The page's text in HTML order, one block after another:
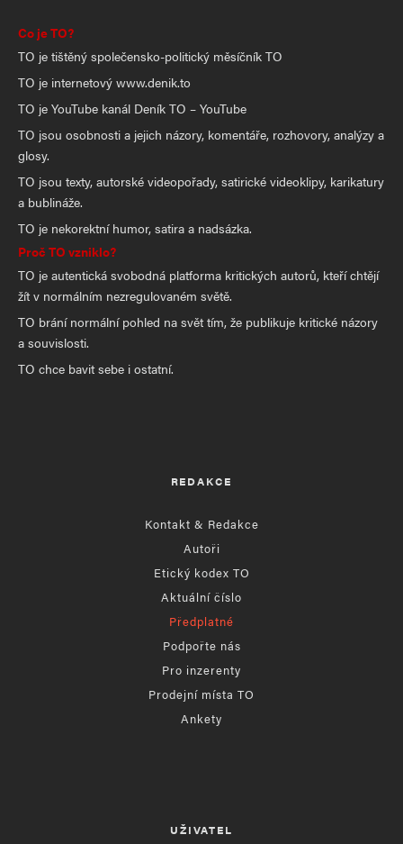
Co je TO?
TO je tištěný společensko-politický měsíčník TO
TO je internetový www.denik.to
TO je YouTube kanál Deník TO – YouTube
TO jsou osobnosti a jejich názory, komentáře, rozhovory, analýzy a
glosy.
TO jsou texty, autorské videopořady, satirické videoklipy, karikatury
a bublináže.
TO je nekorektní humor, satira a nadsázka.
Proč TO vzniklo?
TO je autentická svobodná platforma kritických autorů, kteří chtějí
žít v normálním nezregulovaném světě.
TO brání normální pohled na svět tím, že publikuje kritické názory
a souvislosti.
TO chce bavit sebe i ostatní.
REDAKCE
Kontakt & Redakce
Autoři
Etický kodex TO
Aktuální číslo
Předplatné
Podpořte nás
Pro inzerenty
Prodejní místa TO
Ankety
UŽIVATEL